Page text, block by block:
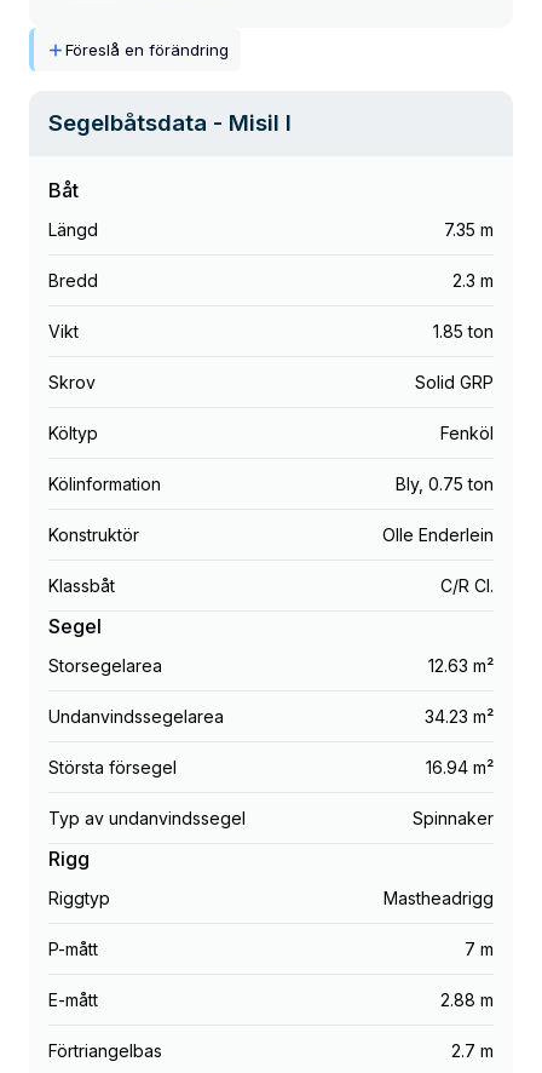
Föreslå en förändring
Segelbåtsdata - Misil I
Båt
Längd 7.35 m
Bredd 2.3 m
Vikt 1.85 ton
Skrov Solid GRP
Költyp Fenköl
Kölinformation Bly, 0.75 ton
Konstruktör Olle Enderlein
Klassbåt C/R Cl.
Segel
Storsegelarea 12.63 m²
Undanvindssegelarea 34.23 m²
Största försegel 16.94 m²
Typ av undanvindssegel Spinnaker
Rigg
Riggtyp Mastheadrigg
P-mått 7 m
E-mått 2.88 m
Förtriangelbas 2.7 m